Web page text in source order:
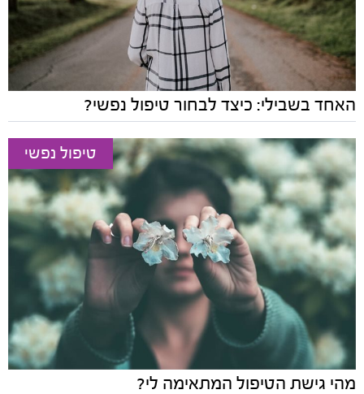
האחד בשבילי: כיצד לבחור טיפול נפשי?
טיפול נפשי
מהי גישת הטיפול המתאימה לי?